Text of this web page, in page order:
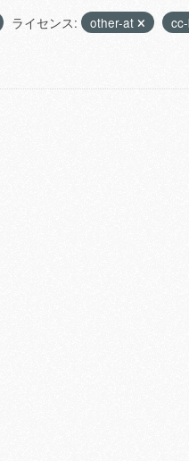
ライセンス: other-at